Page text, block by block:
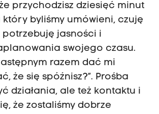
że przychodzisz dziesięć minut
byliśmy umówieni, czuję
jasności i
swojego czasu.
razem dać mi
że się spóźnisz?”. Prośba
działania, ale też kontaktu i
że zostaliśmy dobrze